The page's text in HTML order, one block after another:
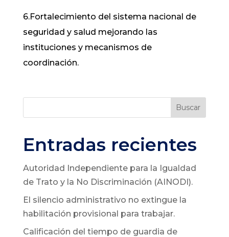
6.Fortalecimiento del sistema nacional de
seguridad y salud mejorando las
instituciones y mecanismos de
coordinación.
Buscar
Entradas recientes
Autoridad Independiente para la Igualdad
de Trato y la No Discriminación (AINODI).
El silencio administrativo no extingue la
habilitación provisional para trabajar.
Calificación del tiempo de guardia de